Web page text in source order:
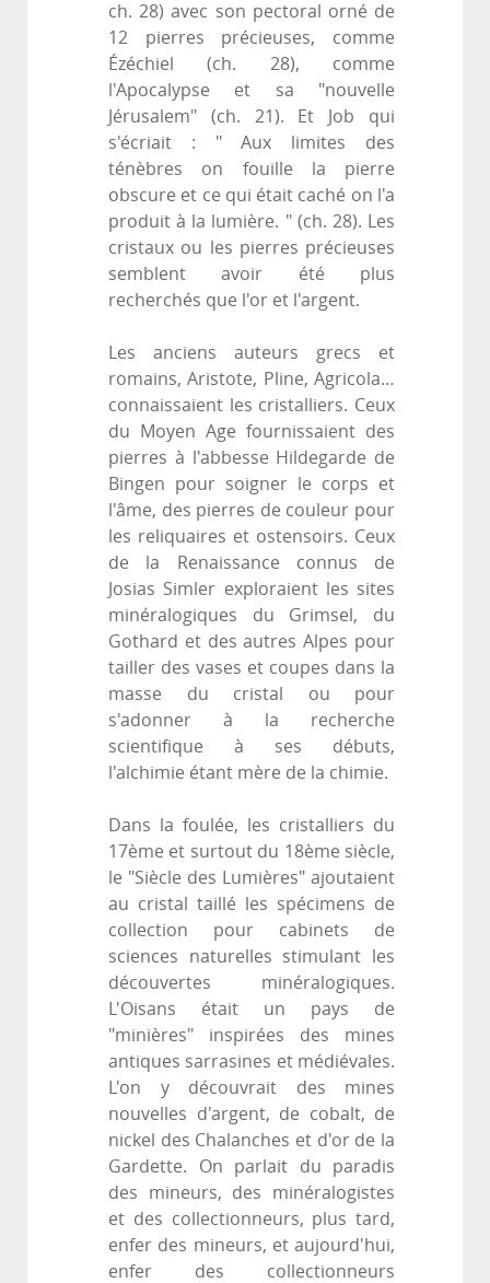
ch. 28) avec son pectoral orné de
12 pierres précieuses, comme
Ézéchiel (ch. 28), comme
l'Apocalypse et sa "nouvelle
Jérusalem" (ch. 21). Et Job qui
s'écriait : " Aux limites des
ténèbres on fouille la pierre
obscure et ce qui était caché on l'a
produit à la lumière. " (ch. 28). Les
cristaux ou les pierres précieuses
semblent avoir été plus
recherchés que l'or et l'argent.
Les anciens auteurs grecs et
romains, Aristote, Pline, Agricola…
connaissaient les cristalliers. Ceux
du Moyen Age fournissaient des
pierres à l'abbesse Hildegarde de
Bingen pour soigner le corps et
l'âme, des pierres de couleur pour
les reliquaires et ostensoirs. Ceux
de la Renaissance connus de
Josias Simler exploraient les sites
minéralogiques du Grimsel, du
Gothard et des autres Alpes pour
tailler des vases et coupes dans la
masse du cristal ou pour
s'adonner à la recherche
scientifique à ses débuts,
l'alchimie étant mère de la chimie.
Dans la foulée, les cristalliers du
17ème et surtout du 18ème siècle,
le "Siècle des Lumières" ajoutaient
au cristal taillé les spécimens de
collection pour cabinets de
sciences naturelles stimulant les
découvertes minéralogiques.
L'Oisans était un pays de
"minières" inspirées des mines
antiques sarrasines et médiévales.
L'on y découvrait des mines
nouvelles d'argent, de cobalt, de
nickel des Chalanches et d'or de la
Gardette. On parlait du paradis
des mineurs, des minéralogistes
et des collectionneurs, plus tard,
enfer des mineurs, et aujourd'hui,
enfer des collectionneurs